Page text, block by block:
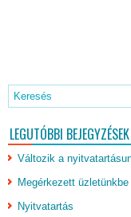
LEGUTÓBBI BEJEGYZÉSEK
Változik a
Megérkezett
Nyitvatartás